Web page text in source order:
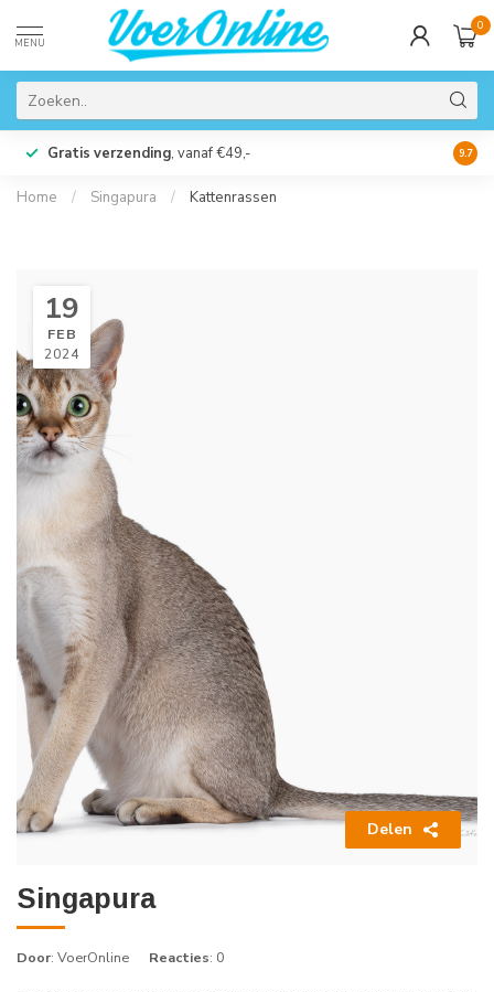
MENU
0
Gratis verzending, vanaf €49,- 9.7
Home / Singapura / Kattenrassen
19
FEB
2024
Delen
Singapura
Door: VoerOnline Reacties: 0